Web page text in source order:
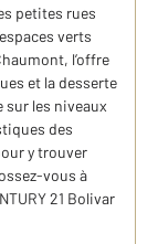
petites rues
verts
l’offre
et la desserte
les niveaux
des
y trouver
vous à
21 Bolivar